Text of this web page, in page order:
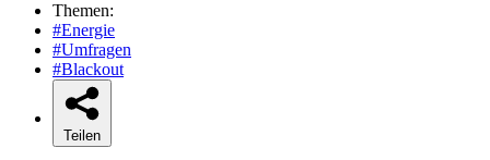
Themen:
#Energie
#Umfragen
#Blackout
Teilen